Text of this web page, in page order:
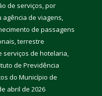
de serviços, por
de viagens,
de passagens
terrestre
serviços de hotelaria,
de Previdência
do Município de
abril de 2026